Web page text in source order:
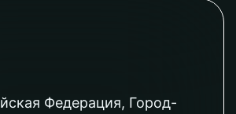
Федерация, Город-